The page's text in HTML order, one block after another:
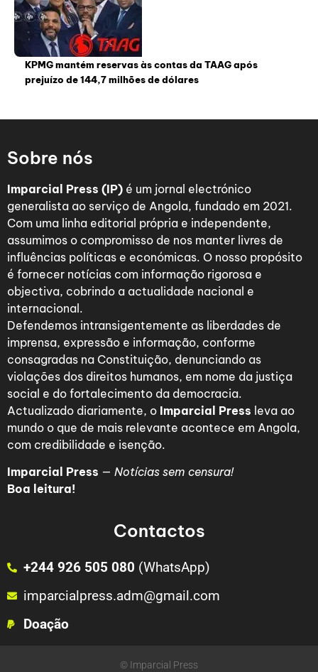
KPMG mantém reservas às contas da TAAG após
prejuízo de 144,7 milhões de dólares
Sobre nós
Imparcial Press (IP) é um jornal electrónico
generalista ao serviço de Angola, fundado em 2021.
Com uma linha editorial própria e independente,
assumimos o compromisso de nos manter livres de
influências políticas e económicas. O nosso propósito
é fornecer notícias com informação rigorosa e
objectiva, cobrindo a actualidade nacional e
internacional.
Defendemos intransigentemente as liberdades de
imprensa, expressão e informação, conforme
consagradas na Constituição, denunciando as
violações dos direitos humanos, em nome da justiça
social e do fortalecimento da democracia.
Actualizado diariamente, o Imparcial Press leva ao
mundo o que de mais relevante acontece em Angola,
com credibilidade e isenção.
Imparcial Press — Notícias sem censura!
Boa leitura!
Contactos
+244 926 505 080 (WhatsApp)
imparcialpress.adm@gmail.com
Doação
© Imparcial Press